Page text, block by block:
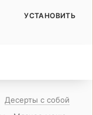
Десерты с собой
УСТАНОВИТЬ